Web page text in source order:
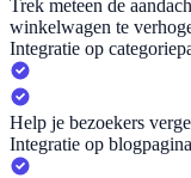
Trek meteen de
winkelwagen te
Integratie op
Help je bezoekers
Integratie op